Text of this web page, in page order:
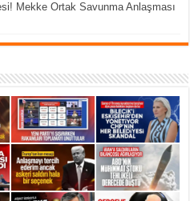
Mekke Ortak Savunma Anlaşması